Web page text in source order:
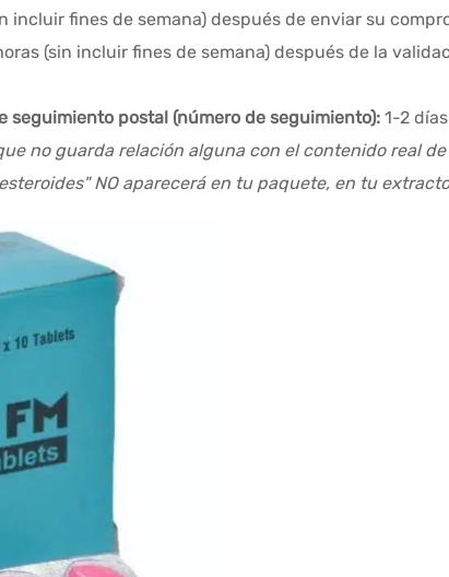
incluir fines de semana) después de enviar su
(sin incluir fines de semana) después de la
postal (número de seguimiento): 1-2
no guarda relación alguna con el contenido real
NO aparecerá en tu paquete, en tu